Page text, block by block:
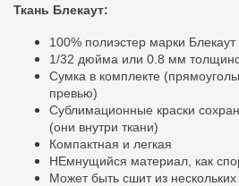
Ткань Блекаут:
100% полиэстер марки Блекаут
1/32 дюйма или 0.8 мм
Сумка в комплекте
превью)
Сублимационные краски
(они внутри ткани)
Компактная и легкая
НЕмнущийся материал, как
Может быть сшит из